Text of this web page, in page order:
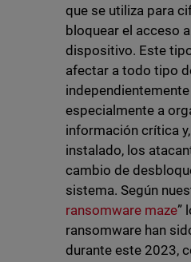
que se utiliza para
bloquear el acceso
dispositivo. Este
afectar a todo tipo
especialmente a
información crítica
instalado, los
cambio de
sistema. Según
ransomware maze”
ransomware han
durante este 2023,